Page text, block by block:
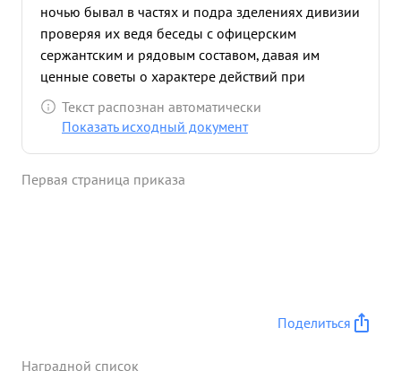
ночью бывал в частях и подра зделениях дивизии
проверяя их ведя беседы с офицерским
сержантским и рядовым составом, давая им
ценные советы о характере действий при
высадке десанта ночь моря. 3 ноября 1943
АРШИНЦЕВ на г. гвардии генерал-майора тов. при
мастерски произвел высад- -ку десанта на участке
Опасная Керченского Продолжая дальнейшее
Текст распознан автоматически
Показать исходный документ
Первая страница приказа
Поделиться
Наградной список